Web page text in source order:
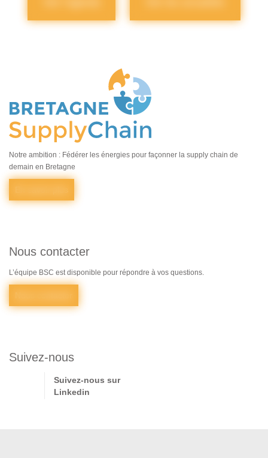
Notre ambition : Fédérer les énergies pour façonner la supply chain de
demain en Bretagne
Nous contacter
L’équipe BSC est disponible pour répondre à vos questions.
Suivez-nous
Suivez-nous sur
Linkedin